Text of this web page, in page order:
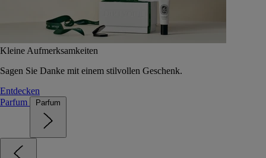
Kleine Aufmerksamkeiten
Sagen Sie Danke mit einem stilvollen Geschenk.
Entdecken
Parfum
Parfum